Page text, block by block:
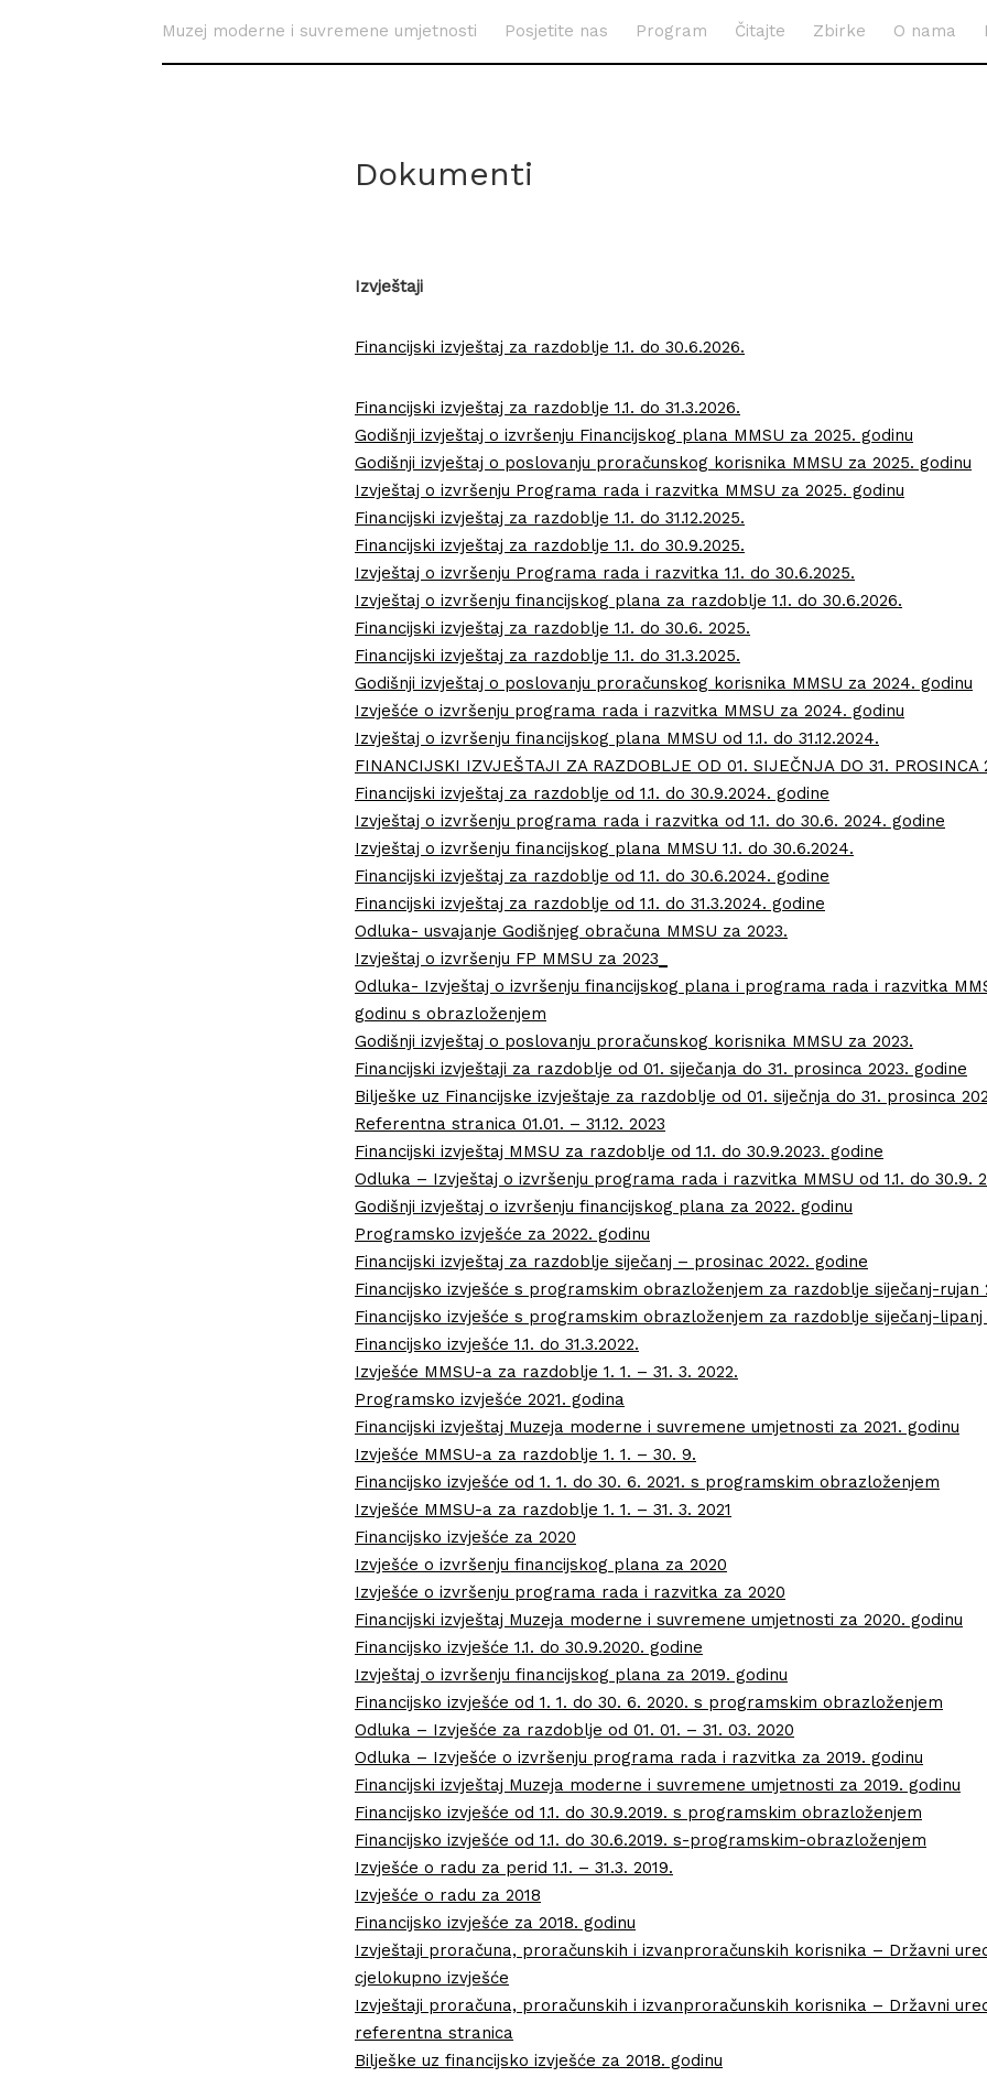
Muzej moderne i suvremene umjetnosti Posjetite nas Program Čitajte Zbirke O nama
Dokumenti
Izvještaji
Financijski izvještaj za razdoblje 1.1. do 30.6.2026.
Financijski izvještaj za razdoblje 1.1. do 31.3.2026.
Godišnji izvještaj o izvršenju Financijskog plana MMSU za 2025. godinu
Godišnji izvještaj o poslovanju proračunskog korisnika MMSU za 2025. godinu
Izvještaj o izvršenju Programa rada i razvitka MMSU za 2025. godinu
Financijski izvještaj za razdoblje 1.1. do 31.12.2025.
Financijski izvještaj za razdoblje 1.1. do 30.9.2025.
Izvještaj o izvršenju Programa rada i razvitka 1.1. do 30.6.2025.
Izvještaj o izvršenju financijskog plana za razdoblje 1.1. do 30.6.2026.
Financijski izvještaj za razdoblje 1.1. do 30.6. 2025.
Financijski izvještaj za razdoblje 1.1. do 31.3.2025.
Godišnji izvještaj o poslovanju proračunskog korisnika MMSU za 2024. godinu
Izvješće o izvršenju programa rada i razvitka MMSU za 2024. godinu
Izvještaj o izvršenju financijskog plana MMSU od 1.1. do 31.12.2024.
FINANCIJSKI IZVJEŠTAJI ZA RAZDOBLJE OD 01. SIJEČNJA DO 31. PROSINCA
Financijski izvještaj za razdoblje od 1.1. do 30.9.2024. godine
Izvještaj o izvršenju programa rada i razvitka od 1.1. do 30.6. 2024. godine
Izvještaj o izvršenju financijskog plana MMSU 1.1. do 30.6.2024.
Financijski izvještaj za razdoblje od 1.1. do 30.6.2024. godine
Financijski izvještaj za razdoblje od 1.1. do 31.3.2024. godine
Odluka- usvajanje Godišnjeg obračuna MMSU za 2023.
Izvještaj o izvršenju FP MMSU za 2023_
Odluka- Izvještaj o izvršenju financijskog plana i programa rada i razvitka
godinu s obrazloženjem
Godišnji izvještaj o poslovanju proračunskog korisnika MMSU za 2023.
Financijski izvještaji za razdoblje od 01. siječanja do 31. prosinca 2023. godine
Bilješke uz Financijske izvještaje za razdoblje od 01. siječnja do 31. prosinca
Referentna stranica 01.01. – 31.12. 2023
Financijski izvještaj MMSU za razdoblje od 1.1. do 30.9.2023. godine
Odluka – Izvještaj o izvršenju programa rada i razvitka MMSU od 1.1. do 30.9.
Godišnji izvještaj o izvršenju financijskog plana za 2022. godinu
Programsko izvješće za 2022. godinu
Financijski izvještaj za razdoblje siječanj – prosinac 2022. godine
Financijsko izvješće s programskim obrazloženjem za razdoblje siječanj-rujan
Financijsko izvješće s programskim obrazloženjem za razdoblje siječanj-lipanj
Financijsko izvješće 1.1. do 31.3.2022.
Izvješće MMSU-a za razdoblje 1. 1. – 31. 3. 2022.
Programsko izvješće 2021. godina
Financijski izvještaj Muzeja moderne i suvremene umjetnosti za 2021. godinu
Izvješće MMSU-a za razdoblje 1. 1. – 30. 9.
Financijsko izvješće od 1. 1. do 30. 6. 2021. s programskim obrazloženjem
Izvješće MMSU-a za razdoblje 1. 1. – 31. 3. 2021
Financijsko izvješće za 2020
Izvješće o izvršenju financijskog plana za 2020
Izvješće o izvršenju programa rada i razvitka za 2020
Financijski izvještaj Muzeja moderne i suvremene umjetnosti za 2020. godinu
Financijsko izvješće 1.1. do 30.9.2020. godine
Izvještaj o izvršenju financijskog plana za 2019. godinu
Financijsko izvješće od 1. 1. do 30. 6. 2020. s programskim obrazloženjem
Odluka – Izvješće za razdoblje od 01. 01. – 31. 03. 2020
Odluka – Izvješće o izvršenju programa rada i razvitka za 2019. godinu
Financijski izvještaj Muzeja moderne i suvremene umjetnosti za 2019. godinu
Financijsko izvješće od 1.1. do 30.9.2019. s programskim obrazloženjem
Financijsko izvješće od 1.1. do 30.6.2019. s-programskim-obrazloženjem
Izvješće o radu za perid 1.1. – 31.3. 2019.
Izvješće o radu za 2018
Financijsko izvješće za 2018. godinu
Izvještaji proračuna, proračunskih i izvanproračunskih korisnika – Državni
cjelokupno izvješće
Izvještaji proračuna, proračunskih i izvanproračunskih korisnika – Državni
referentna stranica
Bilješke uz financijsko izvješće za 2018. godinu